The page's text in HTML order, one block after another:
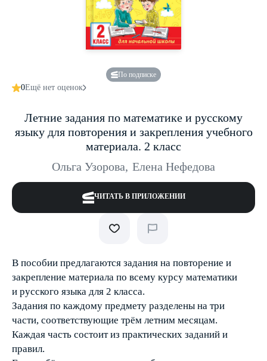
По подписке
0Ещё нет оценок
Летние задания по математике и русскому
языку для повторения и закрепления учебного
материала. 2 класс
Ольга Узорова, Елена Нефедова
ЧИТАТЬ В ПРИЛОЖЕНИИ
В пособии предлагаются задания на повторение и
закрепление материала по всему курсу математики
и русского языка для 2 класса.
Задания по каждому предмету разделены на три
части, соответствующие трём летним месяцам.
Каждая часть состоит из практических заданий и
правил.